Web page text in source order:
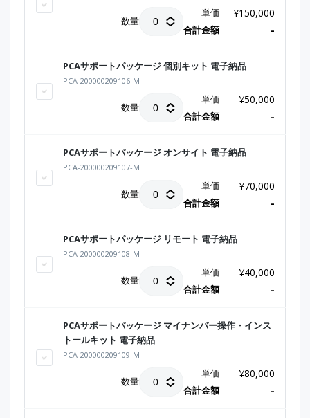
数量
単価 ¥150,000
合計金額 -
PCAサポートパッケージ 個別キット 電子納品
PCA-200000209106-M
数量
単価 ¥50,000
合計金額 -
PCAサポートパッケージ オンサイト 電子納品
PCA-200000209107-M
数量
単価 ¥70,000
合計金額 -
PCAサポートパッケージ リモート 電子納品
PCA-200000209108-M
数量
単価 ¥40,000
合計金額 -
PCAサポートパッケージ マイナンバー操作・インス
トールキット 電子納品
PCA-200000209109-M
数量
単価 ¥80,000
合計金額 -